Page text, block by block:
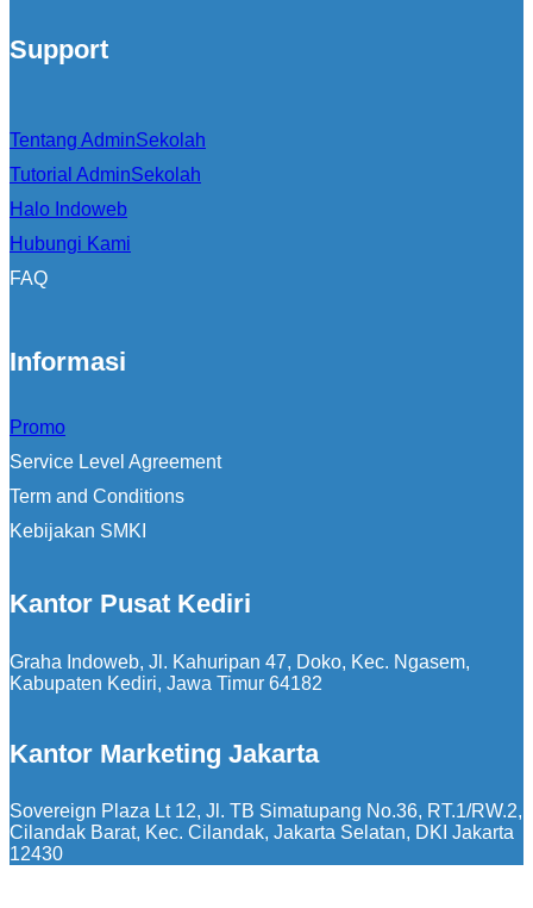
Support
Tentang AdminSekolah
Tutorial AdminSekolah
Halo Indoweb
Hubungi Kami
FAQ
Informasi
Promo
Service Level Agreement
Term and Conditions
Kebijakan SMKI
Kantor Pusat Kediri
Graha Indoweb, Jl. Kahuripan 47, Doko, Kec. Ngasem,
Kabupaten Kediri, Jawa Timur 64182
Kantor Marketing Jakarta
Sovereign Plaza Lt 12, Jl. TB Simatupang No.36, RT.1/RW.2,
Cilandak Barat, Kec. Cilandak, Jakarta Selatan, DKI Jakarta
12430